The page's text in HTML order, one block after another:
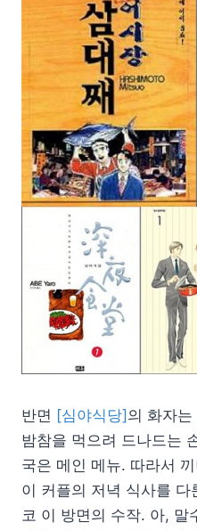
반면 [심야식당] 의 화자
밤참을 먹으려 드나드는
국은 메인 메뉴. 따라서
이 커플의 저녁 식사를 다
코 이 방면의 수작. 아, 말